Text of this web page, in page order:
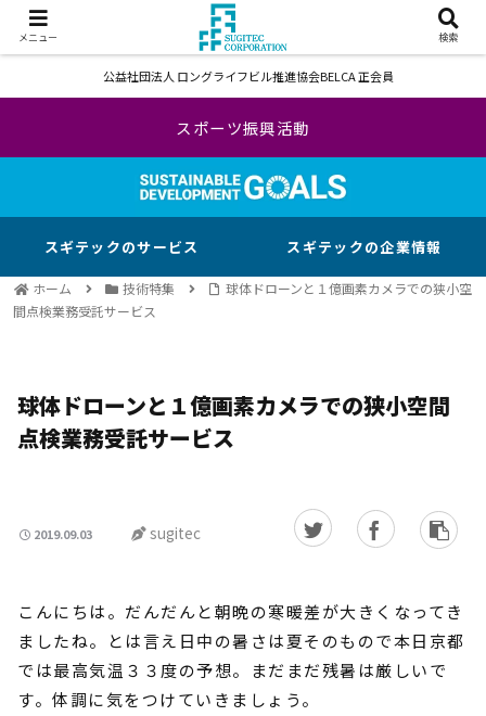
公益社団法人 ロングライフビル推進協会BELCA 正会員
スポーツ振興活動
スギテックのサービス スギテックの企業情報
ホーム 技術特集
球体ドローンと１億画素カメラでの狭小空
間点検業務受託サービス
球体ドローンと１億画素カメラでの狭小空間
点検業務受託サービス
2019.09.03 sugitec
こんにちは。だんだんと朝晩の寒暖差が大きくなってき
ましたね。とは言え日中の暑さは夏そのもので本日京都
では最高気温３３度の予想。まだまだ残暑は厳しいで
す。体調に気をつけていきましょう。
メニュー 検索